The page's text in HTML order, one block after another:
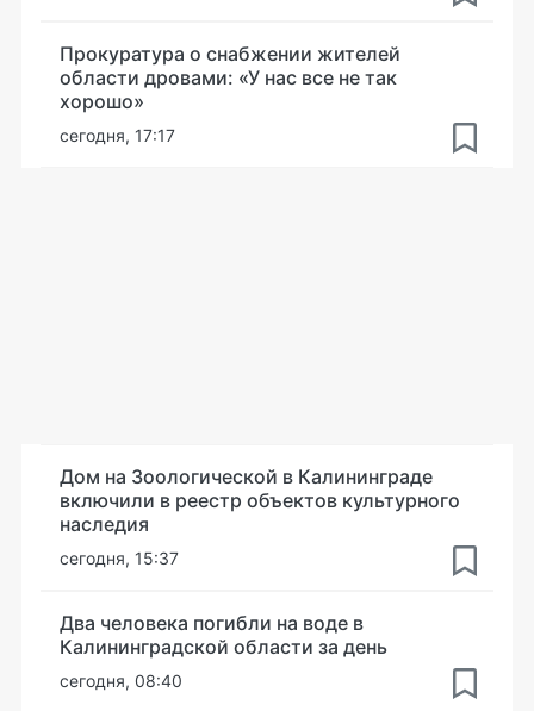
Прокуратура о снабжении жителей
области дровами: «У нас все не так
хорошо»
сегодня, 17:17
Дом на Зоологической в Калининграде
включили в реестр объектов культурного
наследия
сегодня, 15:37
Два человека погибли на воде в
Калининградской области за день
сегодня, 08:40